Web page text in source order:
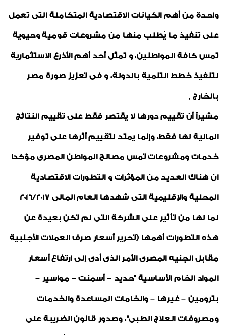
واحدة من أهم الكيانات الاقتصادية المتكاملة التى تعمل
على تنفيذ ما يُطلب منها من مشروعات قومية وحيوية
تمس كافة المواطنين، و تمثل أحد أهم الأذرع الاستثمارية
لتنفيذ خطط التنمية بالدولة، و فى تعزيز صورة مصر
بالخارج ,
مشيراً أن تقييم دورها لا يقتصر فقط على تقييم النتائج
المالية لها فقط، وإنما يمتد لتقييم أثرها على توفير
خدمات ومشروعات تمس مصالح المواطن المصرى مؤكدا
ان هناك العديد من المؤثرات و التطورات الاقتصادية
المحلية والإقليمية التى شهدها العام المالى 2016/2017
لما لها من تأثير على الشركة التى لم تكن بعيدة عن
هذه التطورات أهمها (تحرير أسعار صرف العملات الأجنبية
مقابل الجنيه المصرى الأمر الذى أدى إلى ارتفاع أسعار
المواد الخام الأساسية "حديد – أسمنت – مواسير –
بترومين – غيرها – والخامات المساعدة والخدمات
ومصروفات العلاج الطبى"، وصدور قانون الضريبة على